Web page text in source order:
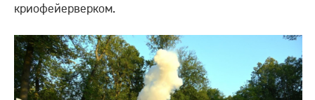
криофейерверком.